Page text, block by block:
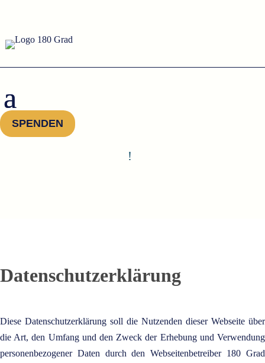
SPENDEN
!
Datenschutzerklärung
Diese Datenschutzerklärung soll die Nutzenden dieser Webseite über
die Art, den Umfang und den Zweck der Erhebung und Verwendung
personenbezogener Daten durch den Webseitenbetreiber 180 Grad